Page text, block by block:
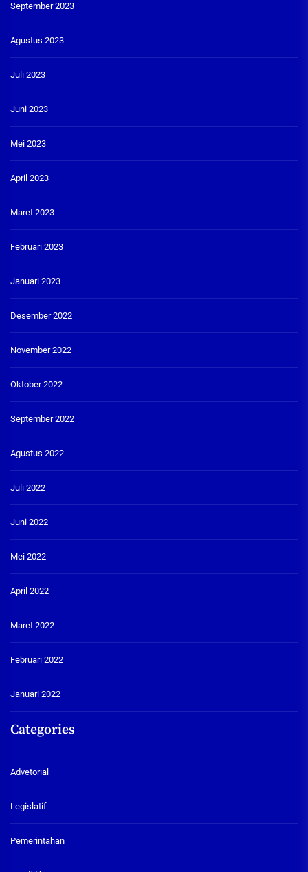
September 2023
Agustus 2023
Juli 2023
Juni 2023
Mei 2023
April 2023
Maret 2023
Februari 2023
Januari 2023
Desember 2022
November 2022
Oktober 2022
September 2022
Agustus 2022
Juli 2022
Juni 2022
Mei 2022
April 2022
Maret 2022
Februari 2022
Januari 2022
Categories
Advetorial
Legislatif
Pemerintahan